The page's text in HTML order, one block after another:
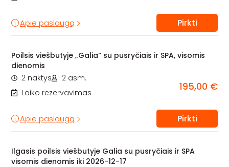
Apie paslaugą Pirkti
Poilsis viešbutyje „Galia“ su pusryčiais ir SPA, visomis
dienomis
2 naktys
2 asm.
Laiko rezervavimas
195,00 €
Apie paslaugą Pirkti
Ilgasis poilsis viešbutyje Galia su pusryčiais ir SPA
visomis dienomis iki 2026-12-17